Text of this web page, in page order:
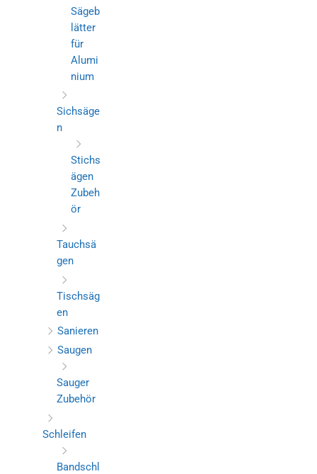
Sägeb
lätter
für
Alumi
nium
Sichsäge
n
Stichs
ägen
Zubeh
ör
Tauchsä
gen
Tischsäg
en
Sanieren
Saugen
Sauger
Zubehör
Schleifen
Bandschl